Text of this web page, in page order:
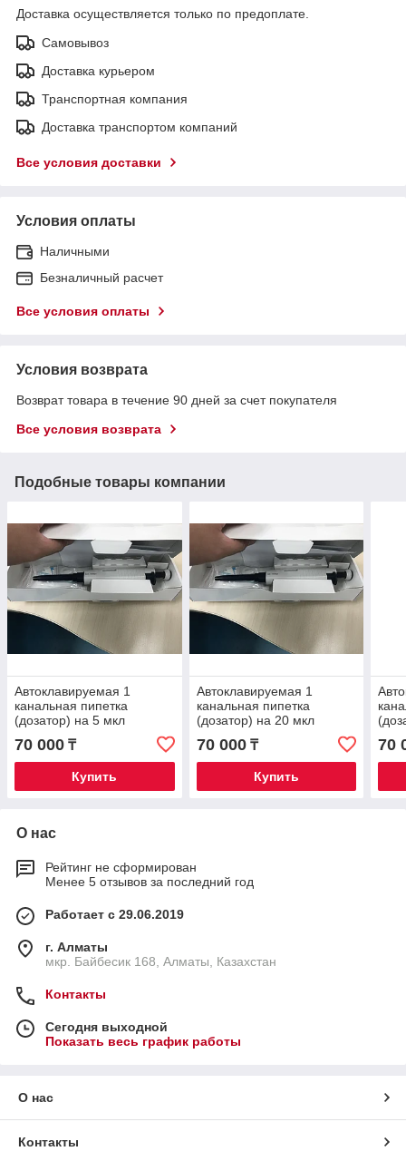
Доставка осуществляется только по предоплате.
Самовывоз
Доставка курьером
Транспортная компания
Доставка транспортом компаний
Все условия доставки
Условия оплаты
Наличными
Безналичный расчет
Все условия оплаты
Условия возврата
Возврат товара в течение 90 дней за счет покупателя
Все условия возврата
Подобные товары компании
Автоклавируемая 1
канальная пипетка
(дозатор) на 5 мкл
70 000 ₸
Купить
Автоклавируемая 1
канальная пипетка
(дозатор) на 20 мкл
70 000₸
Купить
70
О нас
Рейтинг не сформирован
Менее 5 отзывов за последний год
Работает с 29.06.2019
г. Алматы
мкр. Байбесик 168, Алматы, Казахстан
Контакты
Сегодня выходной
Показать весь график работы
О нас
Контакты